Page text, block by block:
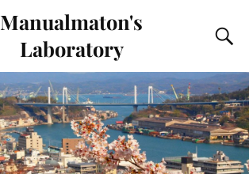
Manualmaton's
Laboratory